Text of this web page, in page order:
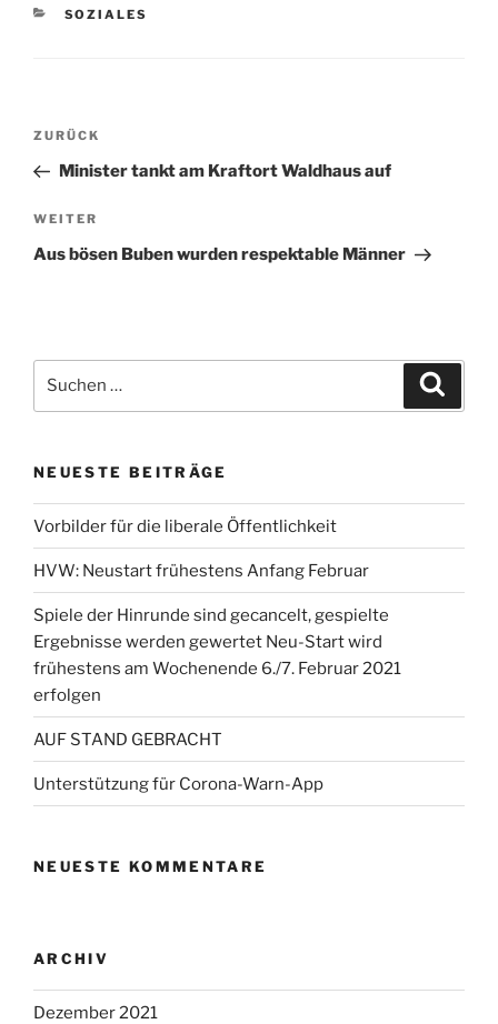
KATEGORIEN
SOZIALES
Beitragsnavigation
Vorheriger
Beitrag
ZURÜCK
Minister tankt am Kraftort Waldhaus auf
Nächster
Beitrag
WEITER
Aus bösen Buben wurden respektable Männer
nach:
NEUESTE BEITRÄGE
Vorbilder für die liberale Öffentlichkeit
HVW: Neustart frühestens Anfang Februar
Spiele der Hinrunde sind gecancelt, gespielte
Ergebnisse werden gewertet Neu-Start wird
frühestens am Wochenende 6./7. Februar 2021
erfolgen
AUF STAND GEBRACHT
Unterstützung für Corona-Warn-App
NEUESTE KOMMENTARE
ARCHIV
Dezember 2021